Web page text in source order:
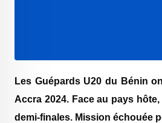
Les Guépards U20 du Bénin
Accra 2024. Face au pays
demi-finales. Mission échouée